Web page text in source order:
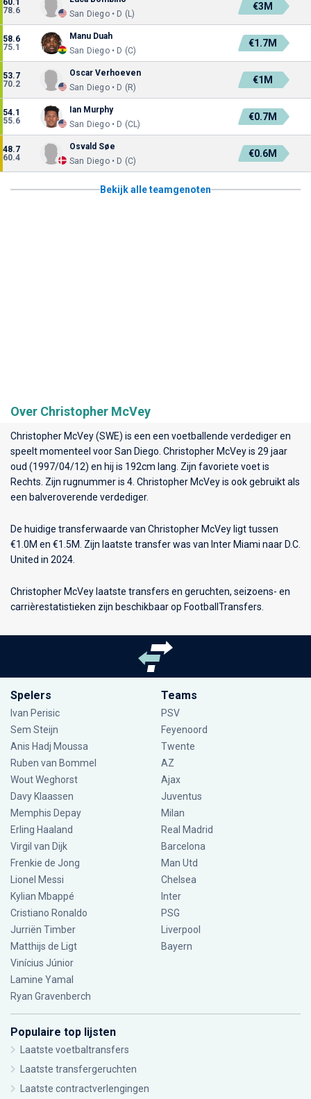
78.6
San Diego • D (L)
€3M
58.6
75.1
Manu Duah
San Diego • D (C)
€1.7M
53.7
70.2
Oscar Verhoeven
San Diego • D (R)
€1M
54.1
55.6
Ian Murphy
San Diego • D (CL)
€0.7M
48.7
60.4
Osvald Søe
San Diego • D (C)
€0.6M
Bekijk alle teamgenoten
Over Christopher McVey
Christopher McVey (SWE) is een een voetballende verdediger en
speelt momenteel voorSan Diego . Christopher McVey is 29 jaar
oud (1997/04/12) en hij is 192cm lang. Zijn favoriete voet is
Rechts. Zijn rugnummer is 4. Christopher McVey is ook gebruikt als
een balveroverende verdediger.
De huidige transferwaarde van Christopher McVey ligt tussen
€1.0M en €1.5M. Zijn laatste transfer was van Inter Miami naar D.C.
United in 2024.
Christopher McVey laatste transfers en geruchten, seizoens- en
carrièrestatistieken zijn beschikbaar op FootballTransfers.
Spelers
Ivan Perisic
Sem Steijn
Anis Hadj Moussa
Ruben van Bommel
Wout Weghorst
Davy Klaassen
Memphis Depay
Erling Haaland
Virgil van Dijk
Frenkie de Jong
Lionel Messi
Kylian Mbappé
Cristiano Ronaldo
Jurriën Timber
Matthijs de Ligt
Vinícius Júnior
Lamine Yamal
Ryan Gravenberch
Teams
PSV
Feyenoord
Twente
AZ
Ajax
Juventus
Milan
Real Madrid
Barcelona
Man Utd
Chelsea
Inter
PSG
Liverpool
Bayern
Populaire top lijsten
Laatste voetbaltransfers
Laatste transfergeruchten
Laatste contractverlengingen